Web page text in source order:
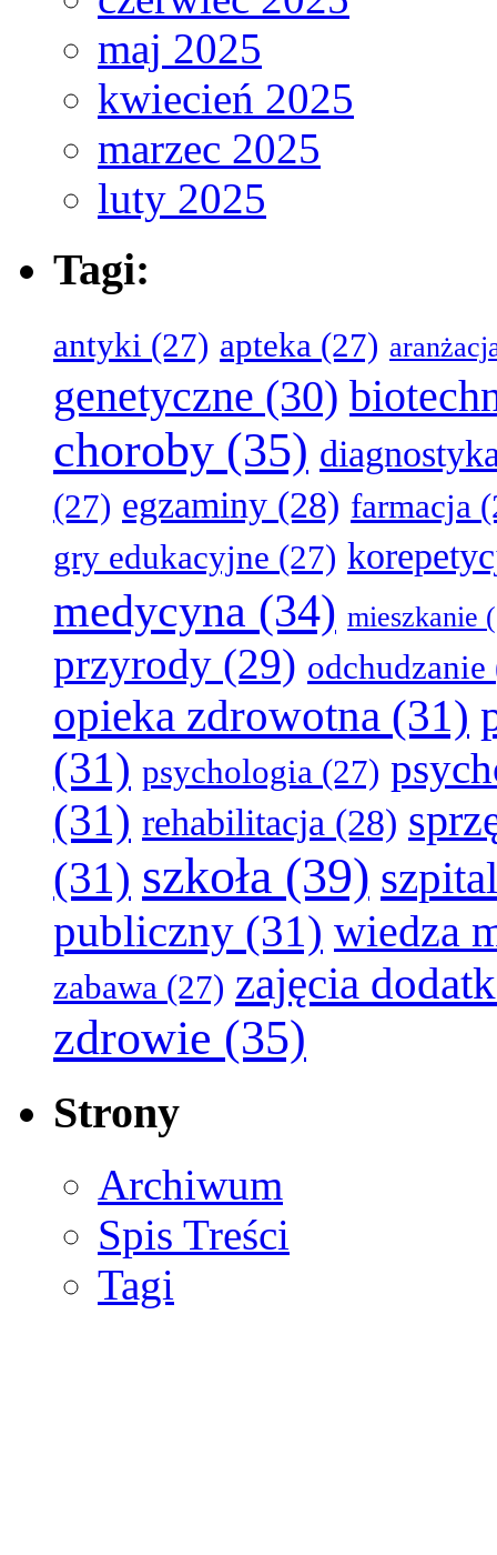
maj 2025
kwiecień 2025
marzec 2025
luty 2025
Tagi:
antyki (27) apteka (27)
genetyczne (30)
choroby (35)
(27) egzaminy (28) farmacja
gry edukacyjne (27)
medycyna (34) mieszkanie
przyrody (29) odchudzanie
opieka zdrowotna (31)
(31) psychologia (27)
(31) rehabilitacja (28)
(31) szkoła (39) szpital
publiczny (31) wiedza
zabawa (27) zajęcia
zdrowie (35)
Strony
Archiwum
Spis Treści
Tagi